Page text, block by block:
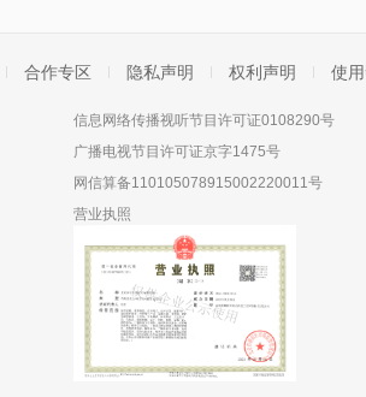
合作专区 隐私声明 权利声明 使
信息网络传播视听节目许可证0108290号
广播电视节目许可证京字1475号
网信算备110105078915002220011号
营业执照